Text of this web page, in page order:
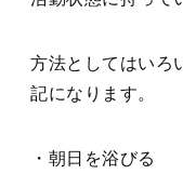
方法としてはいろ
記になります。
・朝日を浴びる